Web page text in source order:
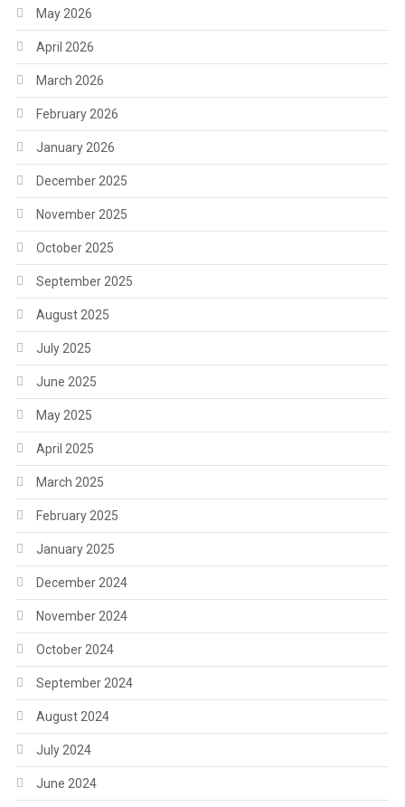
May 2026
April 2026
March 2026
February 2026
January 2026
December 2025
November 2025
October 2025
September 2025
August 2025
July 2025
June 2025
May 2025
April 2025
March 2025
February 2025
January 2025
December 2024
November 2024
October 2024
September 2024
August 2024
July 2024
June 2024